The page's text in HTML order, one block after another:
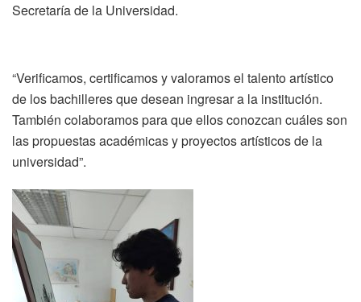
Secretaría de la Universidad.
“Verificamos, certificamos y valoramos el talento artístico
de los bachilleres que desean ingresar a la institución.
También colaboramos para que ellos conozcan cuáles son
las propuestas académicas y proyectos artísticos de la
universidad”.